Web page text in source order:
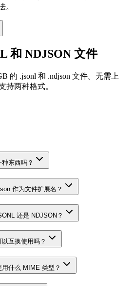
。
和 NDJSON 文件
的 .jsonl 和 .ndjson 文件。无需上
两种格式。
东西吗？
作为文件扩展名？
还是 NDJSON？
互换使用吗？
什么 MIME 类型？